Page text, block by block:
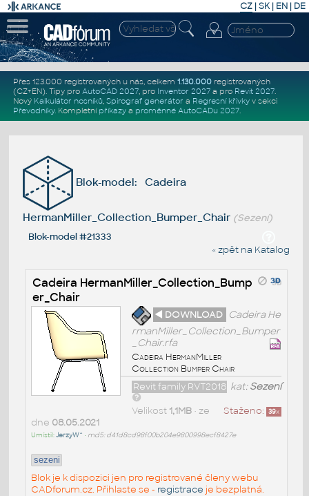
CZ | SK| EN | DE
Přes 123.000 registrovaných u nás, celkem 1.130.000registrovaných
(CZ+EN). Tipy pro AutoCAD 2027, pro Inventor 2027a pro Revit 2027.
Nový Kalkulátor nosníků, Spirograf generátor a Regresní křivkyv sekci
Převodníky. Kompletní příkazya proměnné AutoCADu 2027.
Blok-model: Cadeira
HermanMiller_Collection_Bumper_Chair (Sezení)
Blok-model #21333
« zpět na Katalog
Cadeira HermanMiller_Collection_Bump
er_Chair
◄ DOWNLOAD Cadeira He
rmanMiller_Collection_Bumper
_Chair.rfa
Cadeira HermanMiller
Collection Bumper Chair
kat:Sezení
Revit family RVT2018
Staženo: 39x
Velikost 1,1MB• ze
dne 08.05.2021
Umístil:JerzyW^ • md5: d41d8cd98f00b204e9800998ecf8427e
sezeni
Blok je k dispozici jen pro registrované členy webu
CADforum.cz. Přihlaste se - registrace je bezplatná.